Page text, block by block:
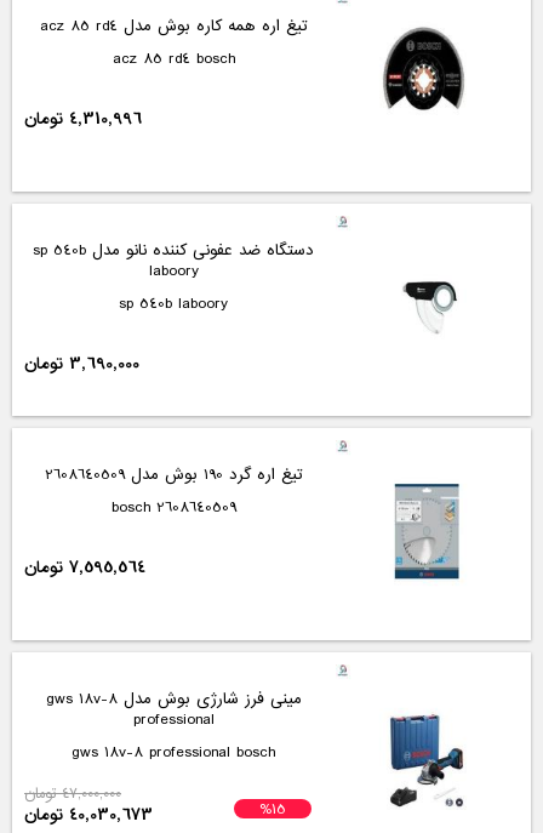
تیغ اره همه کاره بوش مدل acz 85 rd4
acz 85 rd4 bosch
4,310,996 تومان
دستگاه ضد عفونی کننده نانو مدل sp 540b
laboory
sp 540b laboory
3,690,000 تومان
تیغ اره گرد 190 بوش مدل 2608640509
2608640509 bosch
7,595,564 تومان
مینی فرز شارژی بوش مدل gws 18v-8
professional
gws 18v-8 professional bosch
%15
47,000,000 تومان
40,030,673 تومان